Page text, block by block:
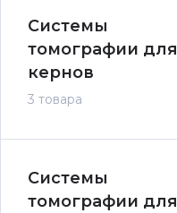
Системы
томографии для
кернов
3 товара
Системы
томографии для